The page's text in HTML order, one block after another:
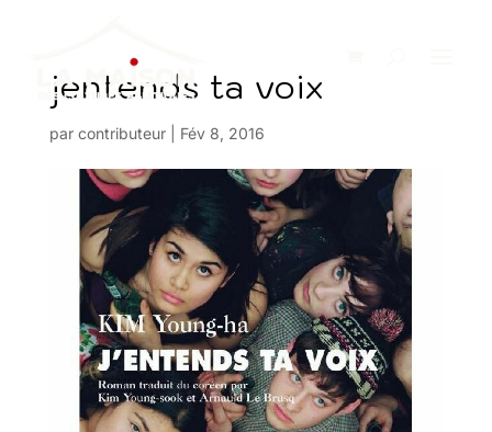
jentends ta voix
par contributeur| Fév 8, 2016